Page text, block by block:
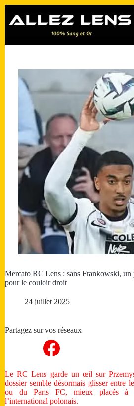
contenu
Mercato RC Lens : sans Frankowski, un
pour le couloir droit
24 juillet 2025
Partagez sur vos réseaux
Le RC Lens garde un œil sur
dossier semble désormais glisser entre
ou du Paris FC, mieux placés à
l’international polonais.